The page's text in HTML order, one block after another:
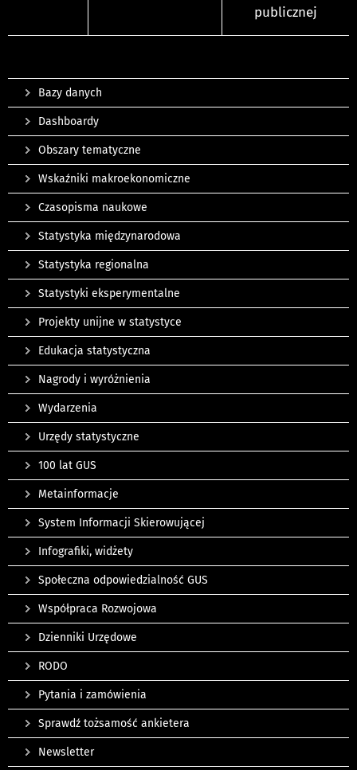
publicznej
Bazy danych
Dashboardy
Obszary tematyczne
Wskaźniki makroekonomiczne
Czasopisma naukowe
Statystyka międzynarodowa
Statystyka regionalna
Statystyki eksperymentalne
Projekty unijne w statystyce
Edukacja statystyczna
Nagrody i wyróżnienia
Wydarzenia
Urzędy statystyczne
100 lat GUS
Metainformacje
System Informacji Skierowującej
Infografiki, widżety
Społeczna odpowiedzialność GUS
Współpraca Rozwojowa
Dzienniki Urzędowe
RODO
Pytania i zamówienia
Sprawdź tożsamość ankietera
Newsletter